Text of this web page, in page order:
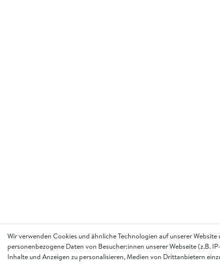
Wir verwenden Cookies und ähnliche Technologien auf unserer
personenbezogene Daten von Besucher:innen unserer Webseite (z.B.
Inhalte und Anzeigen zu personalisieren, Medien von Drittanbietern